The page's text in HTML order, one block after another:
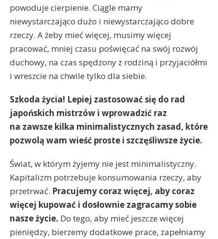
powoduje cierpienie. Ciągle mamy
niewystarczająco dużo i niewystarczająco dobre
rzeczy. A żeby mieć więcej, musimy więcej
pracować, mniej czasu poświęcać na swój rozwój
duchowy, na czas spędzony z rodziną i przyjaciółmi
i wreszcie na chwile tylko dla siebie.
Szkoda życia! Lepiej zastosować się do rad
japońskich mistrzów i wprowadzić raz
na zawsze kilka minimalistycznych zasad, które
pozwolą wam wieść proste i szczęśliwsze życie.
Świat, w którym żyjemy nie jest minimalistyczny.
Kapitalizm potrzebuje konsumowania rzeczy, aby
przetrwać. Pracujemy coraz więcej, aby coraz
więcej kupować i dosłownie zagracamy sobie
nasze życie. Do tego, aby mieć jeszcze więcej
pieniędzy, bierzemy dodatkowe prace, zapełniamy